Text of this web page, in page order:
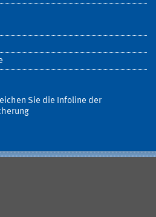
Sie die Infoline der